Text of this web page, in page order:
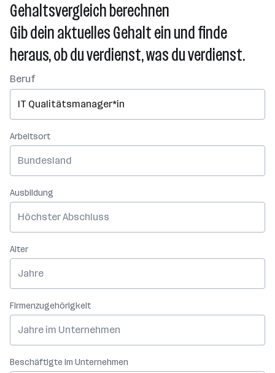
Gehaltsvergleich berechnen
Gib dein aktuelles Gehalt ein und finde
heraus, ob du verdienst, was du verdienst.
Beruf
Arbeitsort
Bundesland
Ausbildung
Höchster Abschluss
Alter
Jahre
Firmenzugehörigkeit
Jahre im Unternehmen
Beschäftigte im Unternehmen